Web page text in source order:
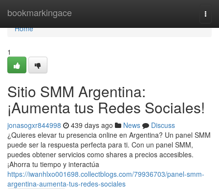
bookmarkingace
Home
Home
1
Sitio SMM Argentina:
¡Aumenta tus Redes Sociales!
jonasogxr844998 439 days ago News
Discuss
¿Quieres elevar tu presencia online en Argentina? Un panel SMM
puede ser la respuesta perfecta para ti. Con un panel SMM,
puedes obtener servicios como shares a precios accesibles.
¡Ahorra tu tiempo y interactúa
https://iwanhlxo001698.collectblogs.com/79936703/panel-smm-
argentina-aumenta-tus-redes-sociales